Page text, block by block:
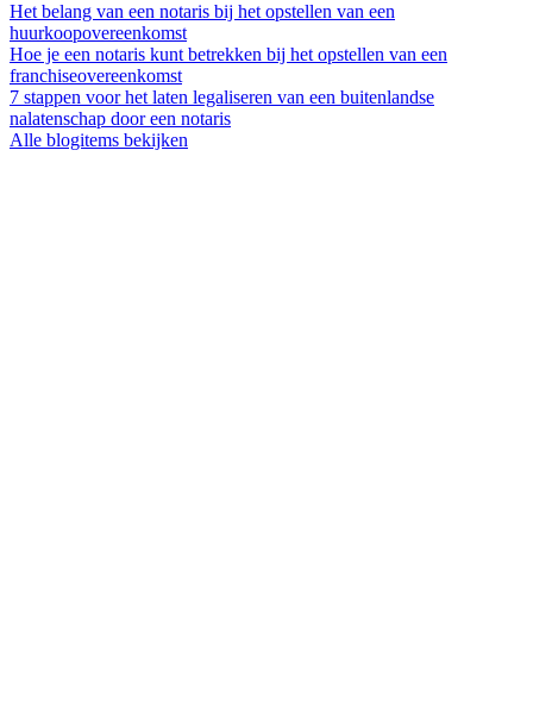
Het belang van een notaris bij het opstellen van een
huurkoopovereenkomst
Hoe je een notaris kunt betrekken bij het opstellen van een
franchiseovereenkomst
7 stappen voor het laten legaliseren van een buitenlandse
nalatenschap door een notaris
Alle blogitems bekijken